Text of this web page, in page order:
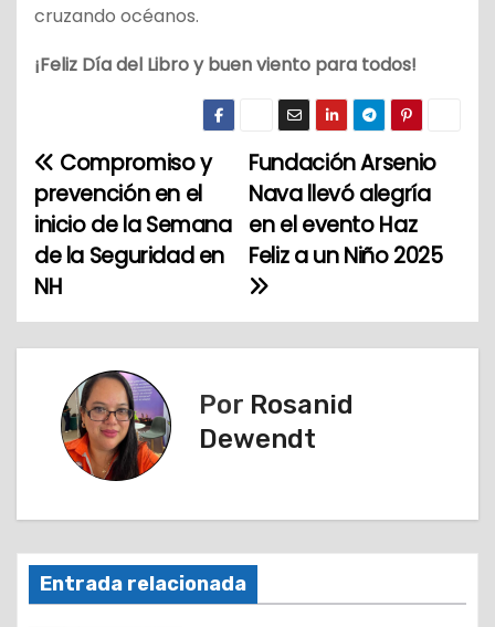
cruzando océanos.
¡Feliz Día del Libro y buen viento para todos!
N
a
v
e
g
ó
n
Fundación Arsenio
Nava llevó alegría
en el evento Haz
Feliz a un Niño 2025
Compromiso y
prevención en el
inicio de la Semana
de la Seguridad en
NH
Por Rosanid
Dewendt
Entrada relacionada